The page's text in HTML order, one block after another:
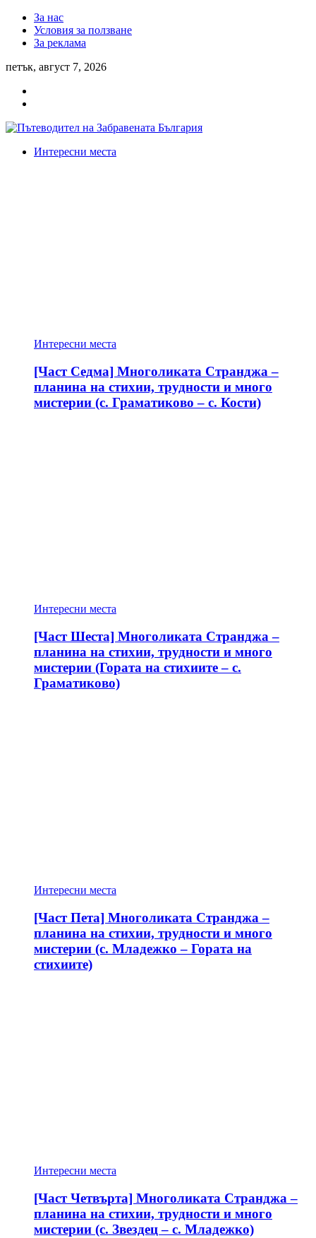
За нас
Условия за ползване
За реклама
петък, август 7, 2026
Интересни места
Интересни места
[Част Седма] Многоликата Странджа –
планина на стихии, трудности и много
мистерии (с. Граматиково – с. Кости)
Интересни места
[Част Шеста] Многоликата Странджа –
планина на стихии, трудности и много
мистерии (Гората на стихиите – с.
Граматиково)
Интересни места
[Част Пета] Многоликата Странджа –
планина на стихии, трудности и много
мистерии (с. Младежко – Гората на
стихиите)
Интересни места
[Част Четвърта] Многоликата Странджа –
планина на стихии, трудности и много
мистерии (с. Звездец – с. Младежко)